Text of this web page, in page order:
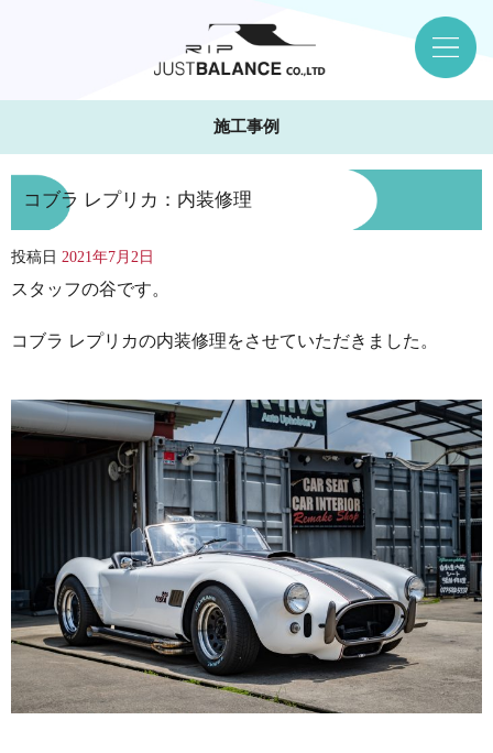
施工事例
コブラ レプリカ：内装修理
投稿日 2021年7月2日
スタッフの谷です。
コブラ レプリカの内装修理をさせていただきました。